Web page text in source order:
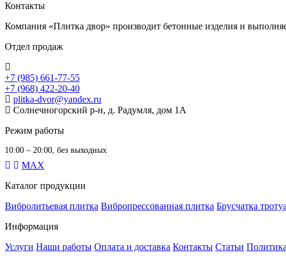
Контакты
Компания «Плитка двор» производит бетонные изделия и
Отдел продаж
+7 (985) 661-77-55
+7 (968) 422-20-40
plitka-dvor@yandex.ru
Солнечногорский р-н, д. Радумля, дом 1А
Режим работы
10:00 – 20:00, без выходных
MAX
Каталог продукции
Вибролитьевая плитка Вибропрессованная плитка Брусчатка
Информация
Услуги Наши работы Оплата и доставка Контакты Статьи